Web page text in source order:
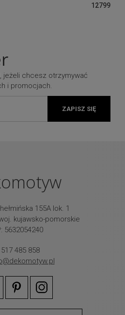
12799
jeżeli chcesz otrzymywać
i promocjach.
ZAPISZ SIĘ
155A lok. 1
kujawsko-pomorskie
5632054240
485 858